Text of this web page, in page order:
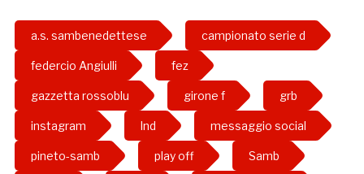
a.s. sambenedettese campionato serie d
federcio Angiulli fez
gazzetta rossoblu girone f grb
instagram lnd messaggio social
pineto-samb play off Samb